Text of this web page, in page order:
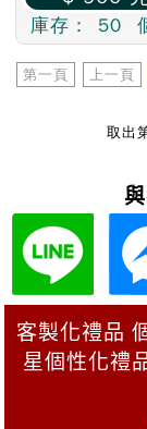
客製化禮品
星個性化禮